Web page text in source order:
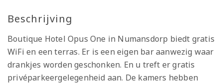
Beschrijving
Boutique Hotel Opus One in Numansdorp biedt gratis
WiFi en een terras. Er is een eigen bar aanwezig waar
drankjes worden geschonken. En u treft er gratis
privéparkeergelegenheid aan. De kamers hebben